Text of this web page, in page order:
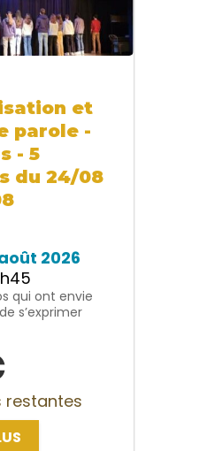
et
parole -
- 5
du 24/08
2026
qui ont envie
s’exprimer
restantes